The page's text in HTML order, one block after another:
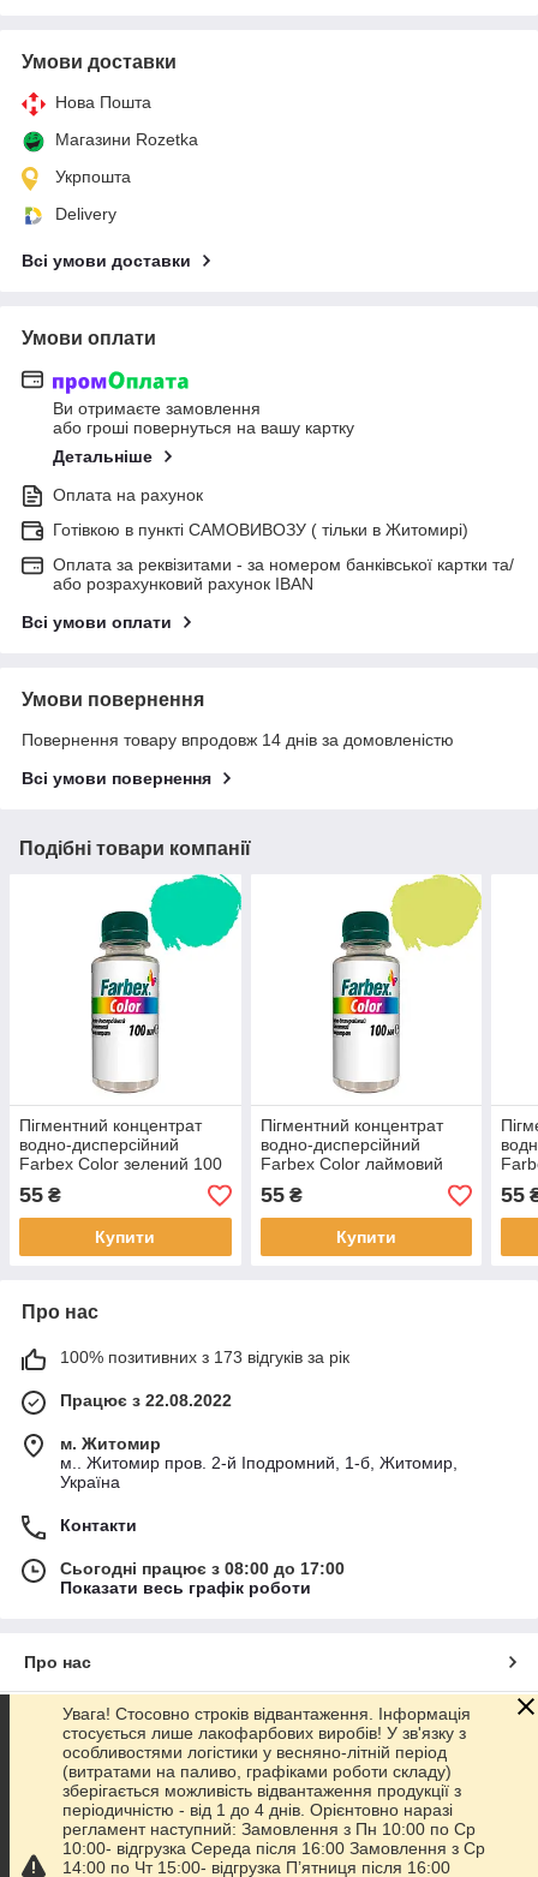
Умови доставки
Нова Пошта
Магазини Rozetka
Укрпошта
Delivery
Всі умови доставки
Умови оплати
Ви отримаєте замовлення
або гроші повернуться на вашу картку
Детальніше
Оплата на рахунок
Готівкою в пункті САМОВИВОЗУ ( тільки в Житомирі)
Оплата за реквізитами - за номером банківської картки та/
або розрахунковий рахунок IBAN
Всі умови оплати
Умови повернення
Повернення товару впродовж 14 днів за домовленістю
Всі умови повернення
Подібні товари компанії
Пігментний концентрат
водно-дисперсійний
Farbex Color зелений 100
мл
55 ₴
Купити
Пігментний концентрат
водно-дисперсійний
Farbex Color лаймовий
100 мл
55₴
Купити
100
55
Про нас
100% позитивних з 173 відгуків за рік
Працює з 22.08.2022
м. Житомир
м.. Житомир пров. 2-й Іподромний, 1-б, Житомир,
Україна
Контакти
Сьогодні працює з 08:00 до 17:00
Показати весь графік роботи
Про нас
Контакти
Доставка та оплата
Графік роботи
Увага! Стосовно строків відвантаження. Інформація
стосується лише лакофарбових виробів! У зв'язку з
особливостями логістики у весняно-літній період
(витратами на паливо, графіками роботи складу)
зберігається можливість відвантаження продукції з
періодичністю - від 1 до 4 днів. Орієнтовно наразі
регламент наступний: Замовлення з Пн 10:00 по Ср
10:00- відгрузка Середа після 16:00 Замовлення з Ср
14:00 по Чт 15:00- відгрузка П’ятниця після 16:00